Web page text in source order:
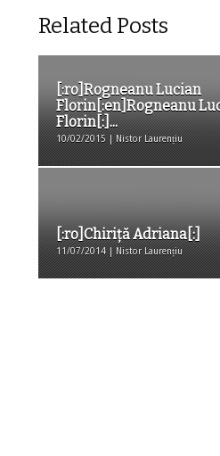
Related Posts
[:ro]Rogneanu Lucian
Florin[:en]Rogneanu
Florin[:]...
10/02/2015 | Nistor Laurențiu
[:ro]Chiriţă Adriana[:]
11/07/2014 | Nistor Laurențiu